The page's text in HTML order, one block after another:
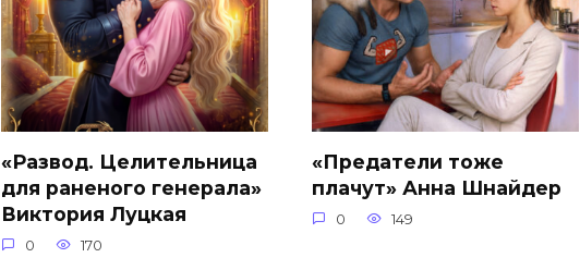
«Развод. Целительница
для раненого генерала»
Виктория Луцкая
0 170
«Предатели тоже
плачут» Анна Шнайдер
0 149